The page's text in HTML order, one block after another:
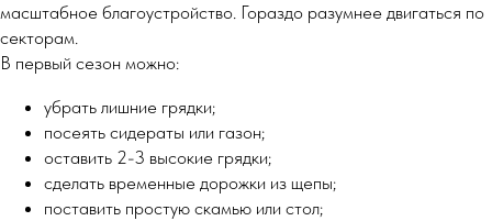
масштабное благоустройство. Гораздо разумнее двигаться по
секторам.
В первый сезон можно:
убрать лишние грядки;
посеять сидераты или газон;
оставить 2-3 высокие грядки;
сделать временные дорожки из щепы;
поставить простую скамью или стол;